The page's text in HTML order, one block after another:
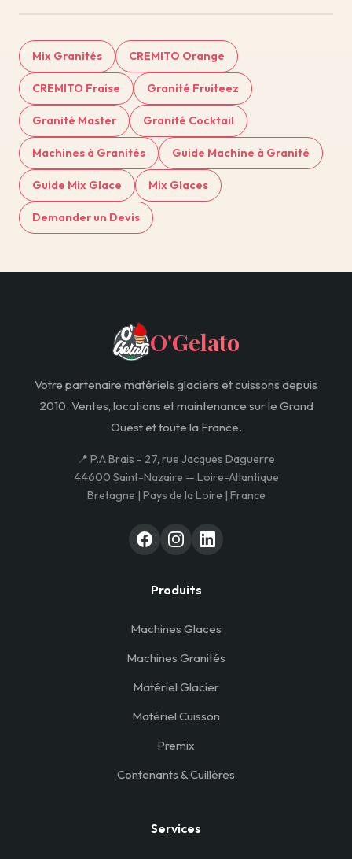
Mix Granités CREMITO Orange
CREMITO Fraise Granité Fruiteez
Granité Master Granité Cocktail
Machines à Granités Guide Machine à Granité
Guide Mix Glace Mix Glaces
Demander un Devis
O'Gelato
Votre partenaire matériels glaciers et cuissons depuis
2010. Ventes, locations et maintenance sur le Grand
Ouest et toute la France.
📍 P.A Brais - 27, rue Jacques Daguerre
44600 Saint-Nazaire — Loire-Atlantique
Bretagne | Pays de la Loire | France
Produits
Machines Glaces
Machines Granités
Matériel Glacier
Matériel Cuisson
Premix
Contenants & Cuillères
Services